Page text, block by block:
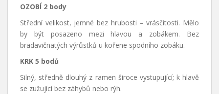
OZOBÍ 2 body
Střední velikost, jemné bez hrubosti – vrásčitosti. Mělo
by být posazeno mezi hlavou a zobákem. Bez
bradavičnatých výrůstků u kořene spodního zobáku.
KRK 5 bodů
Silný, středně dlouhý z ramen široce vystupující; k hlavě
se zužující bez záhybů nebo rýh.